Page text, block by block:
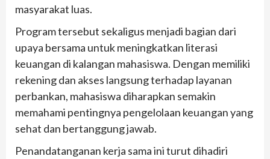
masyarakat luas.
Program tersebut sekaligus menjadi bagian dari
upaya bersama untuk meningkatkan literasi
keuangan di kalangan mahasiswa. Dengan memiliki
rekening dan akses langsung terhadap layanan
perbankan, mahasiswa diharapkan semakin
memahami pentingnya pengelolaan keuangan yang
sehat dan bertanggung jawab.
Penandatanganan kerja sama ini turut dihadiri